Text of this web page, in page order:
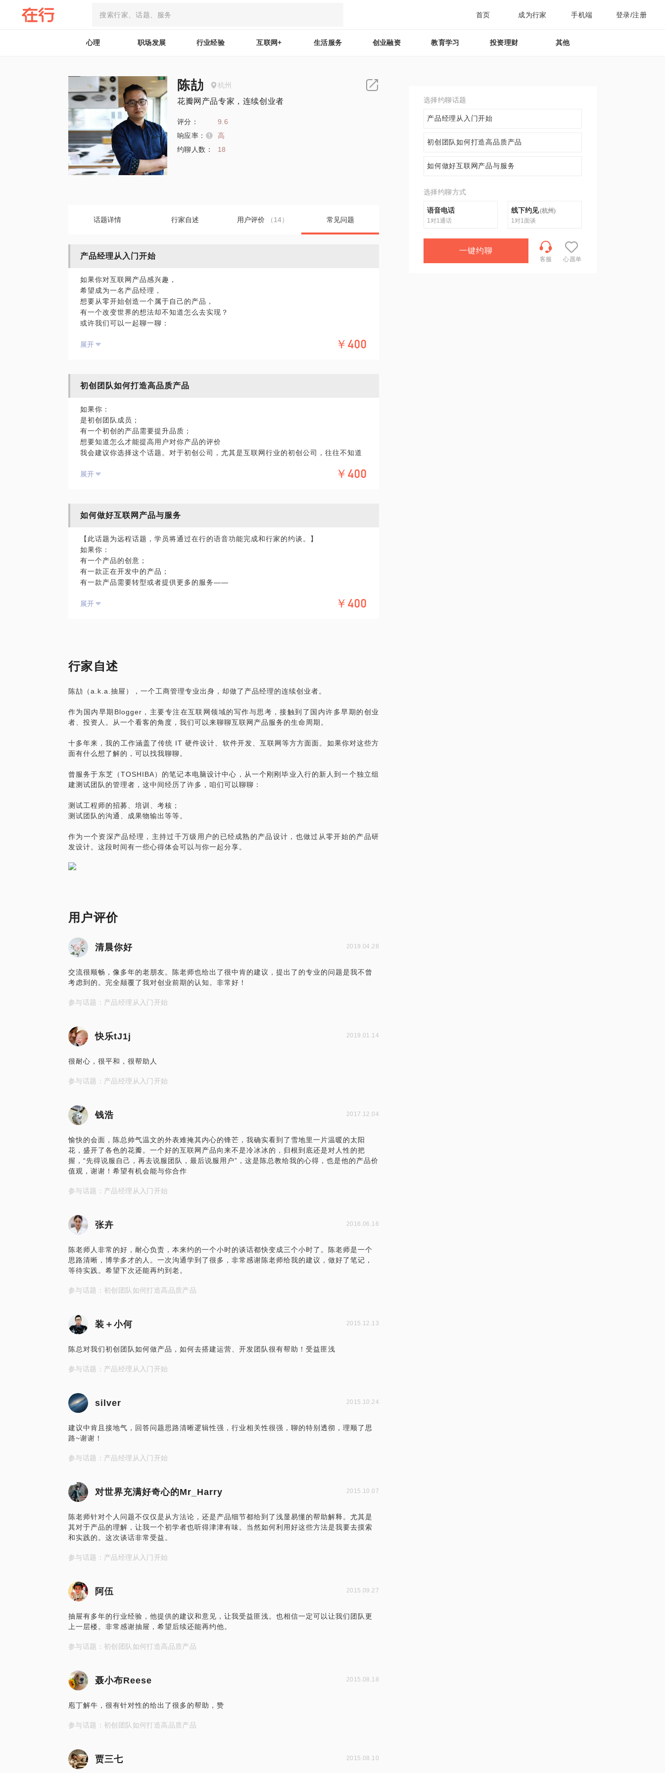
首页 成为行家 手机端 登录/注册
心理 职场发展 行业经验 互联网+ 生活服务 创业融资 教育学习 投资理财 其他
陈劼 杭州
花瓣网产品专家，连续创业者
评分：
9.6
响应率：
高
约聊人数：
18
话题详情 行家自述 用户评价 （14） 常见问题
产品经理从入门开始
如果你对互联网产品感兴趣，
希望成为一名产品经理，
想要从零开始创造一个属于自己的产品，
有一个改变世界的想法却不知道怎么去实现？
或许我们可以一起聊一聊：
你到底是不是适合产品经理这个岗位？
展开 ￥400
初创团队如何打造高品质产品
如果你：
是初创团队成员；
有一个初创的产品需要提升品质；
想要知道怎么才能提高用户对你产品的评价
我会建议你选择这个话题。对于初创公司，尤其是互联网行业的初创公司，往往不知道
会遇到什么样的烦恼？
展开 ￥400
如何做好互联网产品与服务
【此话题为远程话题，学员将通过在行的语音功能完成和行家的约谈。】
如果你：
有一个产品的创意；
有一款正在开发中的产品；
有一款产品需要转型或者提供更多的服务——
展开 ￥400
行家自述
陈劼（a.k.a.抽屉），一个工商管理专业出身，却做了产品经理的连续创业者。
作为国内早期Blogger，主要专注在互联网领域的写作与思考，接触到了国内许多早期的创业
者、投资人。从一个看客的角度，我们可以来聊聊互联网产品服务的生命周期。
十多年来，我的工作涵盖了传统 IT 硬件设计、软件开发、互联网等方方面面。如果你对这些方
面有什么想了解的，可以找我聊聊。
曾服务于东芝（TOSHIBA）的笔记本电脑设计中心，从一个刚刚毕业入行的新人到一个独立组
建测试团队的管理者，这中间经历了许多，咱们可以聊聊：
测试工程师的招募、培训、考核；
测试团队的沟通、成果物输出等等。
作为一个资深产品经理，主持过千万级用户的已经成熟的产品设计，也做过从零开始的产品研
发设计。这段时间有一些心得体会可以与你一起分享。
用户评价
清晨你好 2019.04.28
交流很顺畅，像多年的老朋友。陈老师也给出了很中肯的建议，提出了的专业的问题是我不曾
考虑到的。完全颠覆了我对创业前期的认知。非常好！
参与话题：产品经理从入门开始
快乐tJ1j 2019.01.14
很耐心，很平和，很帮助人
参与话题：产品经理从入门开始
钱浩 2017.12.04
愉快的会面，陈总帅气温文的外表难掩其内心的锋芒，我确实看到了雪地里一片温暖的太阳
花，盛开了各色的花瓣。一个好的互联网产品向来不是冷冰冰的，归根到底还是对人性的把
握，“先得说服自己，再去说服团队，最后说服用户”，这是陈总教给我的心得，也是他的产品价
值观，谢谢！希望有机会能与你合作
参与话题：产品经理从入门开始
张卉 2016.06.16
陈老师人非常的好，耐心负责，本来约的一个小时的谈话都快变成三个小时了。陈老师是一个
思路清晰，博学多才的人。一次沟通学到了很多，非常感谢陈老师给我的建议，做好了笔记，
等待实践。希望下次还能再约到老。
参与话题：初创团队如何打造高品质产品
装＋小何 2015.12.13
陈总对我们初创团队如何做产品，如何去搭建运营、开发团队很有帮助！受益匪浅
参与话题：产品经理从入门开始
silver 2015.10.24
建议中肯且接地气，回答问题思路清晰逻辑性强，行业相关性很强，聊的特别透彻，理顺了思
路~谢谢！
参与话题：产品经理从入门开始
对世界充满好奇心的Mr_Harry 2015.10.07
陈老师针对个人问题不仅仅是从方法论，还是产品细节都给到了浅显易懂的帮助解释。尤其是
其对于产品的理解，让我一个初学者也听得津津有味。当然如何利用好这些方法是我要去摸索
和实践的。这次谈话非常受益。
参与话题：产品经理从入门开始
阿伍 2015.09.27
抽屉有多年的行业经验，他提供的建议和意见，让我受益匪浅。也相信一定可以让我们团队更
上一层楼。非常感谢抽屉，希望后续还能再约他。
参与话题：初创团队如何打造高品质产品
聂小布Reese 2015.08.18
庖丁解牛，很有针对性的给出了很多的帮助，赞
参与话题：初创团队如何打造高品质产品
贾三七 2015.08.10
选择约聊话题
产品经理从入门开始
初创团队如何打造高品质产品
如何做好互联网产品与服务
选择约聊方式
语音电话
1对1通话
线下约见(杭州)
1对1面谈
一键约聊
客服 心愿单